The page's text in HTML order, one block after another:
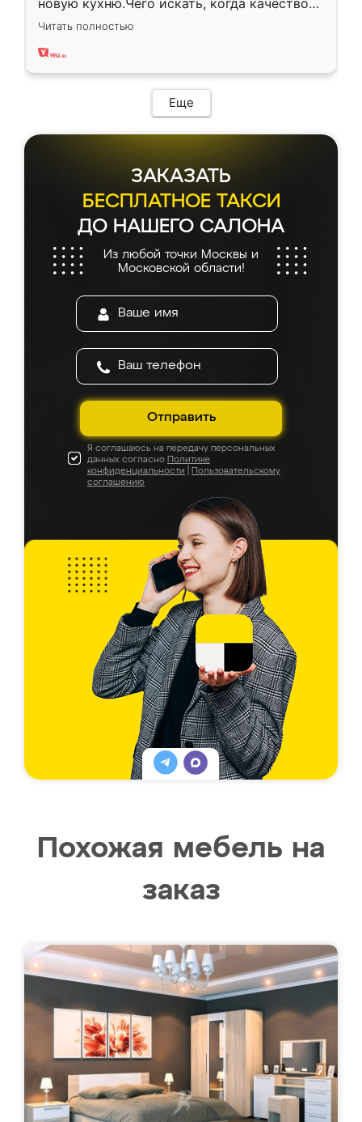
новую кухню.Чего искать, когда качеством
вполне довольна. Служит кухня уже почти
два года, нареканий нет.
Читать полностью
Еще
ЗАКАЗАТЬ
БЕСПЛАТНОЕ ТАКСИ
ДО НАШЕГО САЛОНА
Из любой точки Москвы и
Московской области!
Отправить
Я соглашаюсь на передачу персональных
данных согласно Политике
конфиденциальности
Пользовательскому
соглашению
Похожая мебель на
заказ